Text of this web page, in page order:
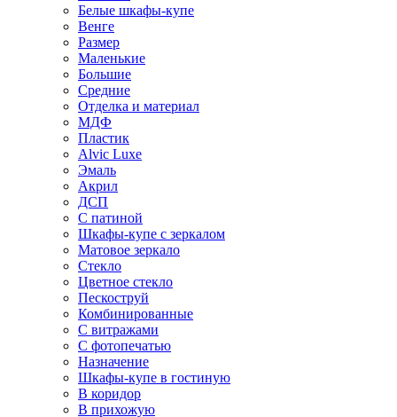
Белые шкафы-купе
Венге
Размер
Маленькие
Большие
Средние
Отделка и материал
МДФ
Пластик
Alvic Luxe
Эмаль
Акрил
ДСП
С патиной
Шкафы-купе с зеркалом
Матовое зеркало
Стекло
Цветное стекло
Пескоструй
Комбинированные
С витражами
С фотопечатью
Назначение
Шкафы-купе в гостиную
В коридор
В прихожую